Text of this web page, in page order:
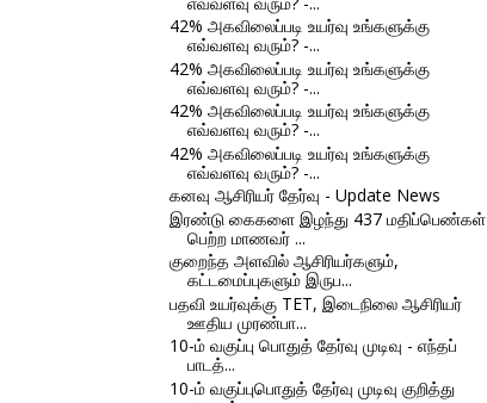
42% அகவிலைப்படி உயர்வு உங்களுக்கு
எவ்வளவு வரும்? -...
42% அகவிலைப்படி உயர்வு உங்களுக்கு
எவ்வளவு வரும்? -...
42% அகவிலைப்படி உயர்வு உங்களுக்கு
எவ்வளவு வரும்? -...
42% அகவிலைப்படி உயர்வு உங்களுக்கு
எவ்வளவு வரும்? -...
கனவு ஆசிரியர் தேர்வு - Update News
இரண்டு கைகளை இழந்து 437 மதிப்பெண்கள்
பெற்ற மாணவர் ...
குறைந்த அளவில் ஆசிரியர்களும்,
கட்டமைப்புகளும் இருப...
பதவி உயர்வுக்கு TET, இடைநிலை ஆசிரியர்
ஊதிய முரண்பா...
10-ம் வகுப்பு பொதுத் தேர்வு முடிவு - எந்தப்
பாடத்...
10-ம் வகுப்புபொதுத் தேர்வு முடிவு குறித்து